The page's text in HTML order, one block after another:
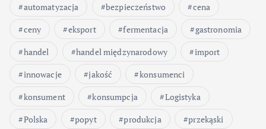
automatyzacja bezpieczeństwo
cena
ceny
eksport fermentacja
gastronomia
handel
handel międzynarodowy
import
innowacje
jakość
konsumenci
konsument
konsumpcja
Logistyka
Polska
popyt produkcja
przekąski